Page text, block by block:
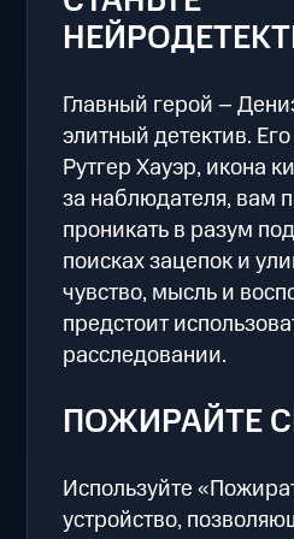
Главный герой –
элитный детектив.
Рутгер Хауэр, икона
за наблюдателя, вам
проникать в разум
поисках зацепок и
чувство, мысль и
предстоит
расследовании.
ПОЖИРАЙТЕ
Используйте
устройство,